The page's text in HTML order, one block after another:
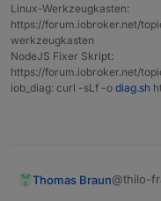
Linux-Werkzeugkasten:
https://forum.iobroker.net/
werkzeugkasten
NodeJS Fixer Skript:
https://forum.iobroker.net/
iob_diag: curl -sLf -o diag.sh
Thomas Braun@thilo-